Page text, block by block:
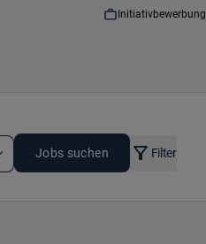
Initiativbewerbung
Jobs suchen Filter